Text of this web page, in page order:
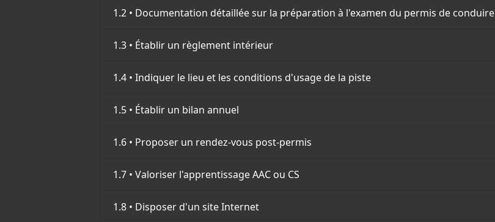
1.2 • Documentation détaillée sur la préparation à l'examen du permis de conduire
1.3 • Établir un règlement intérieur
1.4 • Indiquer le lieu et les conditions d'usage de la piste
1.5 • Établir un bilan annuel
1.6 • Proposer un rendez-vous post-permis
1.7 • Valoriser l'apprentissage AAC ou CS
1.8 • Disposer d'un site Internet